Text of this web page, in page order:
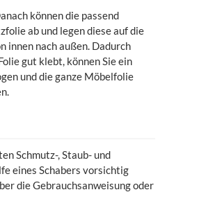
können die passend
ab und legen diese auf die
innen nach außen. Dadurch
gut klebt, können Sie ein
und die ganze Möbelfolie
Schmutz-, Staub- und
eines Schabers vorsichtig
die Gebrauchsanweisung oder